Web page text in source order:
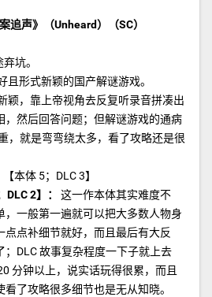
追声》（Unheard）（SC）
坑。
且形式新颖的国产解谜游戏。
颖，靠上帝视角去反复听录音拼凑出
，然后回答问题；但解谜游戏的通病
，就是弯弯绕太多，看了攻略还是很
【本体 5；DLC 3】
2】：
这一作本体其实难度不
，一般第一遍就可以把大多数人物身
点点补细节就好，而且最后有大反
；DLC 故事复杂程度一下子就上去
分钟以上，说实话玩得很累，而且
了攻略很多细节也是无从知晓。